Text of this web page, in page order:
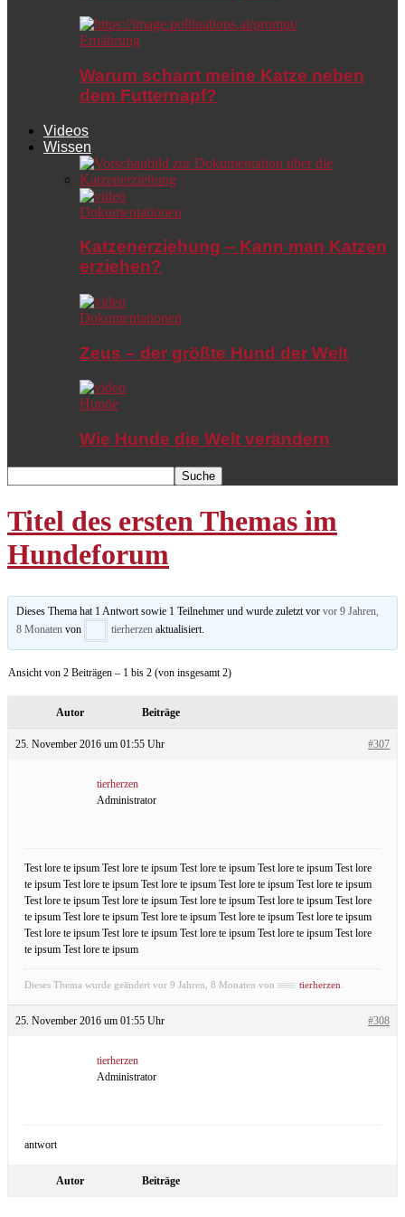
Ernährung
Warum scharrt meine Katze neben
dem Futternapf?
Videos
Wissen
Dokumentationen
Katzenerziehung – Kann man Katzen
erziehen?
Dokumentationen
Zeus – der größte Hund der Welt
Hunde
Wie Hunde die Welt verändern
Titel des ersten Themas im
Hundeforum
Dieses Thema hat 1 Antwort sowie 1 Teilnehmer und wurde zuletzt vorvor 9 Jahren,
8 Monaten von tierherzen aktualisiert.
Ansicht von 2 Beiträgen – 1 bis 2 (von insgesamt 2)
Autor Beiträge
25. November 2016 um 01:55 Uhr #307
tierherzen
Administrator
Test lore te ipsum Test lore te ipsum Test lore te ipsum Test lore te ipsum Test lore
te ipsum Test lore te ipsum Test lore te ipsum Test lore te ipsum Test lore te ipsum
Test lore te ipsum Test lore te ipsum Test lore te ipsum Test lore te ipsum Test lore
te ipsum Test lore te ipsum Test lore te ipsum Test lore te ipsum Test lore te ipsum
Test lore te ipsum Test lore te ipsum Test lore te ipsum Test lore te ipsum Test lore
te ipsum Test lore te ipsum
Dieses Thema wurde geändert vor 9 Jahren, 8 Monaten von tierherzen
25. November 2016 um 01:55 Uhr #308
tierherzen
Administrator
antwort
Autor Beiträge